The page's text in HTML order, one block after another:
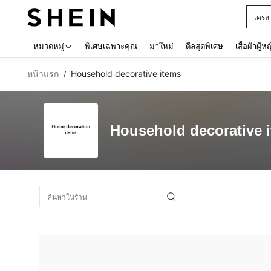
เดรส
หมวดหมู่ พิเศษเฉพาะคุณ มาใหม่ ดีลสุดพิเศษ เสื้อผ้าผู้ห
หน้าแรก / Household decorative items
Household decorative